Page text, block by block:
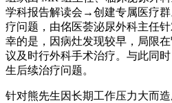
学科报告解读会→创建专属医疗
疗问题，由佲医荟泌尿外科主任
幸的是，因病灶发现较早，局限
议及时行外科手术治疗。与此同
生后续治疗问题。
针对熊先生因长期工作压力大而